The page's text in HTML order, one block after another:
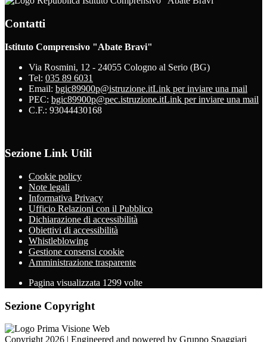
Contatti
Istituto Comprensivo "Abate Bravi"
Via Rosmini, 12 - 24055 Cologno al Serio (BG)
Tel: 035 89 6031
Email: bgic89900p@istruzione.itLink per inviare una mail
PEC: bgic89900p@pec.istruzione.itLink per inviare una mail
C.F.: 93044430168
Sezione Link Utili
Cookie policy
Note legali
Informativa Privacy
Ufficio Relazioni con il Pubblico
Dichiarazione di accessibilità
Obiettivi di accessibilità
Whistleblowing
Gestione consensi cookie
Amministrazione trasparente
Pagina visualizzata 1299 volte
Sezione Copyright
Copyright 2026 | Engineered and powered by Gruppo Spaggiari